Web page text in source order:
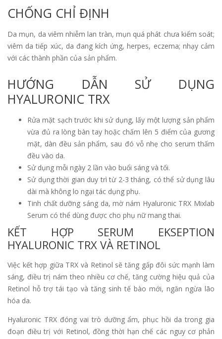
CHỐNG CHỈ ĐỊNH
Da mụn, da viêm nhiễm lan tràn, mụn quá phát chưa kiểm soát;
viêm da tiếp xúc, da đang kích ứng, herpes, eczema; nhạy cảm
với các thành phần của sản phẩm.
HƯỚNG DẪN SỬ DỤNG
HYALURONIC TRX
Rửa mặt sạch trước khi sử dụng, lấy một lượng sản phẩm
vừa đủ ra lòng bàn tay hoặc chấm lên 5 điểm của gương
mặt, dàn đều sản phẩm, sau đó vỗ nhẹ cho serum thấm
đều vào da.
Sử dụng mỗi ngày 2 lần vào buổi sáng và tối.
Sử dụng thời gian duy trì từ 2-3 tháng, có thể sử dụng lâu
dài mà không lo ngại tác dụng phụ.
Tinh chất dưỡng sáng da, mờ nám Hyaluronic TRX Mixlab
Serum có thể dùng được cho phụ nữ mang thai.
KẾT HỢP SERUM EKSEPTION
HYALURONIC TRX VÀ RETINOL
Việc kết hợp giữa TRX và Retinol sẽ tăng gấp đôi sức mạnh làm
sáng, điều trị nám theo nhiều cơ chế, tăng cường hiệu quả của
Retinol hỗ trợ tái tạo và tăng sinh tế bào mới, ngăn ngừa lão
hóa da.
Hyaluronic TRX đóng vai trò dưỡng ẩm, phục hồi da trong gia
đoạn điều trị với Retinol, đồng thời hạn chế các nguy cơ phản